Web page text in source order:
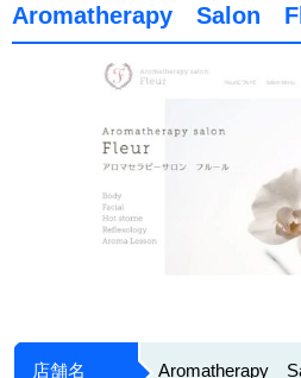
Aromatherapy Salon
店舗名 Aromatherapy